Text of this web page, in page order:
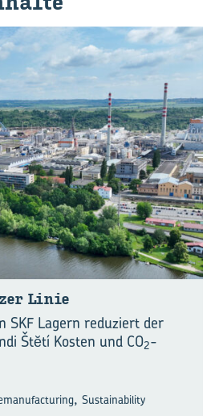
Linie
SKF Lagern reduziert der
Štĕtí Kosten und CO2-
, Sustainability